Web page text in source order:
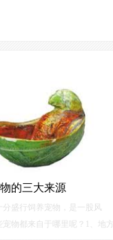
的三大来源
分盛行饲养宠物，是一股风
物都来自于哪里呢？1、地方